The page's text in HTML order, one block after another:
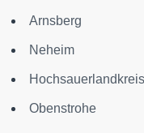
Arnsberg
Neheim
Hochsauerlandkreis
Obenstrohe